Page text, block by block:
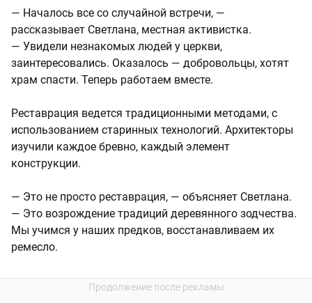
— Началось все со случайной встречи, —
рассказывает Светлана, местная активистка.
— Увидели незнакомых людей у церкви,
заинтересовались. Оказалось — добровольцы, хотят
храм спасти. Теперь работаем вместе.
Реставрация ведется традиционными методами, с
использованием старинных технологий. Архитекторы
изучили каждое бревно, каждый элемент
конструкции.
— Это не просто реставрация, — объясняет Светлана.
— Это возрождение традиций деревянного зодчества.
Мы учимся у наших предков, восстанавливаем их
ремесло.